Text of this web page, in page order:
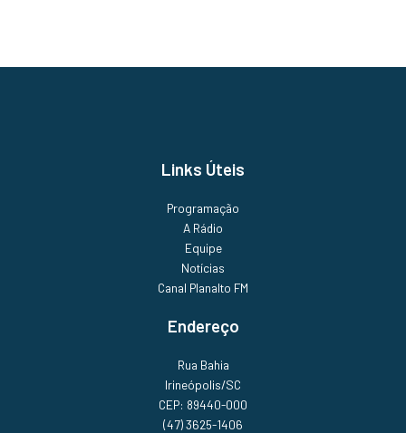
Links Úteis
Programação
A Rádio
Equipe
Notícias
Canal Planalto FM
Endereço
Rua Bahia
Irineópolis/SC
CEP: 89440-000
(47) 3625-1406